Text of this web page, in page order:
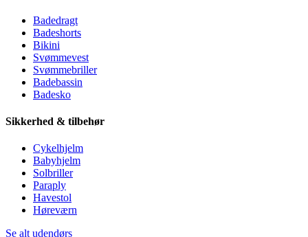
Badedragt
Badeshorts
Bikini
Svømmevest
Svømmebriller
Badebassin
Badesko
Sikkerhed & tilbehør
Cykelhjelm
Babyhjelm
Solbriller
Paraply
Havestol
Høreværn
Se alt udendørs